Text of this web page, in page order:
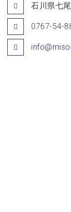
石川県七
0767-54-